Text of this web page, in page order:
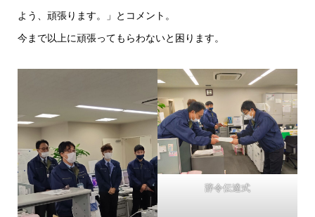
よう、頑張ります。」とコメント。
今まで以上に頑張ってもらわないと困ります。
辞令伝達式